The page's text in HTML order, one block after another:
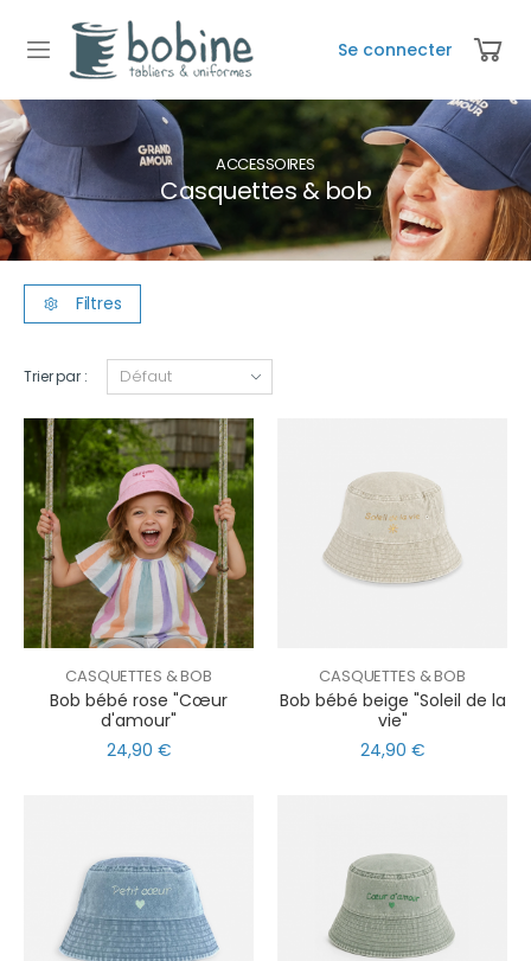
Se connecter
ACCESSOIRES
Casquettes & bob
Filtres
Trier par :
CASQUETTES & BOB
Bob bébé rose "Cœur
d'amour"
24,90 €
CASQUETTES & BOB
Bob bébé beige "Soleil de la
vie"
24,90 €